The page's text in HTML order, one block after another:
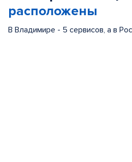
расположены
В Владимире - 5 сервисов, а в